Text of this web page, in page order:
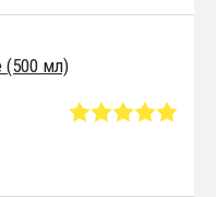
(500 мл)